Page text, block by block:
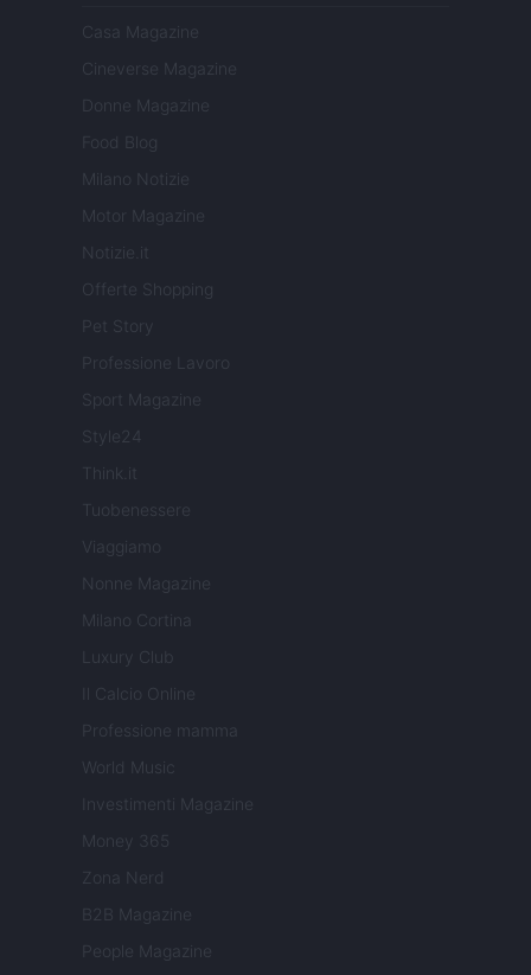
Casa Magazine
Cineverse Magazine
Donne Magazine
Food Blog
Milano Notizie
Motor Magazine
Notizie.it
Offerte Shopping
Pet Story
Professione Lavoro
Sport Magazine
Style24
Think.it
Tuobenessere
Viaggiamo
Nonne Magazine
Milano Cortina
Luxury Club
Il Calcio Online
Professione mamma
World Music
Investimenti Magazine
Money 365
Zona Nerd
B2B Magazine
People Magazine